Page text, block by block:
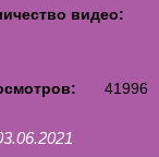
видео:
41996